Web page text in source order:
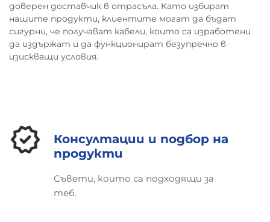
доверен доставчик в отрасъла. Като избират
нашите продукти, клиентите могат да бъдат
сигурни, че получават кабели, които са изработени
да издържат и да функционират безупречно в
изискващи условия.
Консултации и подбор на
продукти
Съвети, които са подходящи за
теб.